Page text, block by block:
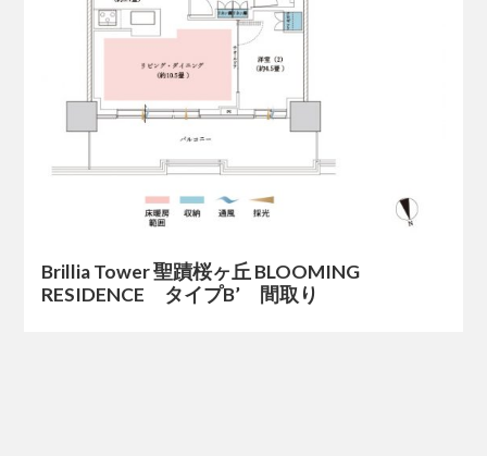
Brillia Tower 聖蹟桜ヶ丘 BLOOMING
RESIDENCE タイプB’ 間取り